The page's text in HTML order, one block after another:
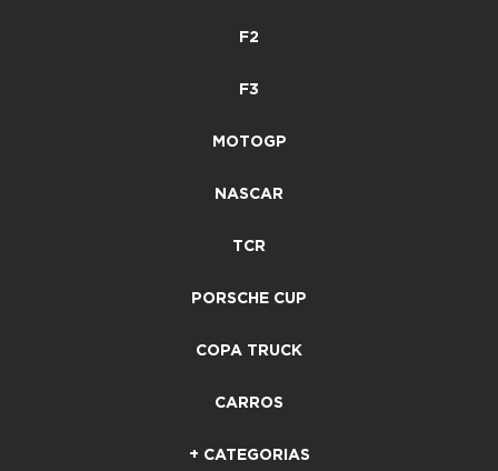
F2
F3
MOTOGP
NASCAR
TCR
PORSCHE CUP
COPA TRUCK
CARROS
+ CATEGORIAS